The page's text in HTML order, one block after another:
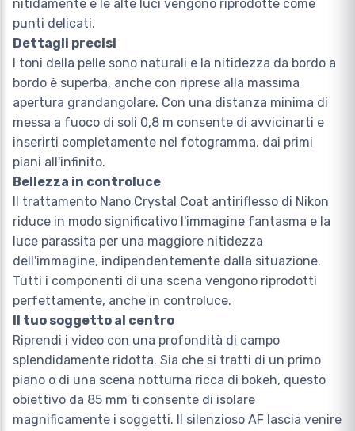
nitidamente e le alte luci vengono riprodotte come
punti delicati.
Dettagli precisi
I toni della pelle sono naturali e la nitidezza da bordo a
bordo è superba, anche con riprese alla massima
apertura grandangolare. Con una distanza minima di
messa a fuoco di soli 0,8 m consente di avvicinarti e
inserirti completamente nel fotogramma, dai primi
piani all'infinito.
Bellezza in controluce
Il trattamento Nano Crystal Coat antiriflesso di Nikon
riduce in modo significativo l'immagine fantasma e la
luce parassita per una maggiore nitidezza
dell'immagine, indipendentemente dalla situazione.
Tutti i componenti di una scena vengono riprodotti
perfettamente, anche in controluce.
Il tuo soggetto al centro
Riprendi i video con una profondità di campo
splendidamente ridotta. Sia che si tratti di un primo
piano o di una scena notturna ricca di bokeh, questo
obiettivo da 85 mm ti consente di isolare
magnificamente i soggetti. Il silenzioso AF lascia venire